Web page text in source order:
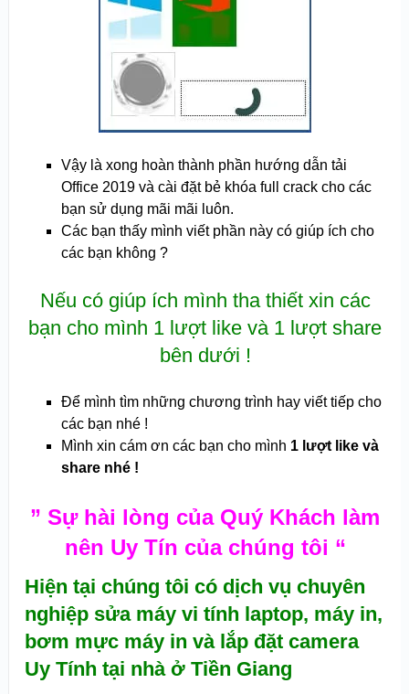
Vậy là xong hoàn thành phần hướng dẫn tải
Office 2019 và cài đặt bẻ khóa full crack cho các
bạn sử dụng mãi mãi luôn.
Các bạn thấy mình viết phần này có giúp ích cho
các bạn không ?
Nếu có giúp ích mình tha thiết xin các
bạn cho mình 1 lượt like và 1 lượt share
bên dưới !
Để mình tìm những chương trình hay viết tiếp cho
các bạn nhé !
Mình xin cám ơn các bạn cho mình 1 lượt like và
share nhé !
” Sự hài lòng của Quý Khách làm
nên Uy Tín của chúng tôi “
Hiện tại chúng tôi có dịch vụ chuyên
nghiệp sửa máy vi tính laptop, máy in,
bơm mực máy in và lắp đặt camera
Uy Tính tại nhà ở Tiền Giang